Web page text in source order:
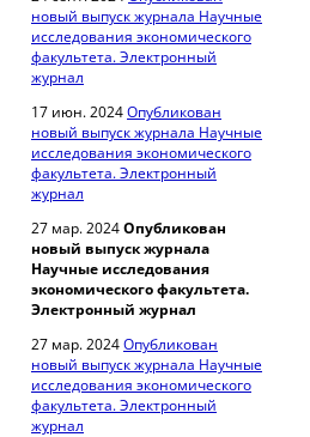
новый выпуск журнала Научные
исследования экономического
факультета. Электронный
журнал
17 июн. 2024Опубликован
новый выпуск журнала Научные
исследования экономического
факультета. Электронный
журнал
27 мар. 2024Опубликован
новый выпуск журнала
Научные исследования
экономического факультета.
Электронный журнал
27 мар. 2024Опубликован
новый выпуск журнала Научные
исследования экономического
факультета. Электронный
журнал